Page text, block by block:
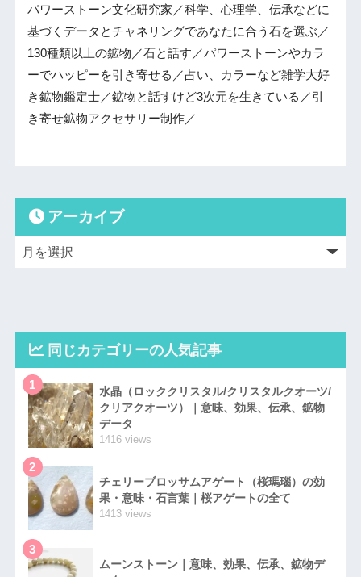
パワーストーン文化研究家／科学、心理学、伝承などに
基づくデータとチャネリングであなたに合う石を選ぶ／
130種類以上の鉱物／石と話す／パワーストーンやカラ
ーでハッピーを引き寄せる／占い、カラーなど雑学大好
き鉱物鑑定士／鉱物と話すけど3次元を生きている／引
き寄せ鉱物アクセサリー制作／
アーカイブ
同じカテゴリーの人気記事
1
水晶（ロッククリスタル/クリスタルクオーツ/
クリアクオーツ）｜意味、効果、伝承、鉱物
データ
1416 views
2
チェリーブロッサムアゲート（桜瑪瑙）の効
果・意味・石言葉｜桜アゲートの全て
1413 views
3
ムーンストーン｜意味、効果、伝承、鉱物デ